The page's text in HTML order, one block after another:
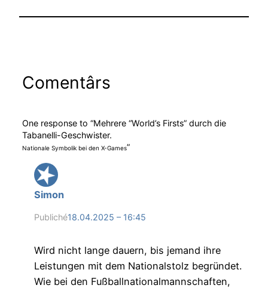
Comentârs
One response to “Mehrere “World’s Firsts” durch die
Tabanelli-Geschwister.
Nationale Symbolik bei den X-Games”
Simon
Publiché18.04.2025 – 16:45
Wird nicht lange dauern, bis jemand ihre
Leistungen mit dem Nationalstolz begründet.
Wie bei den Fußballnationalmannschaften,